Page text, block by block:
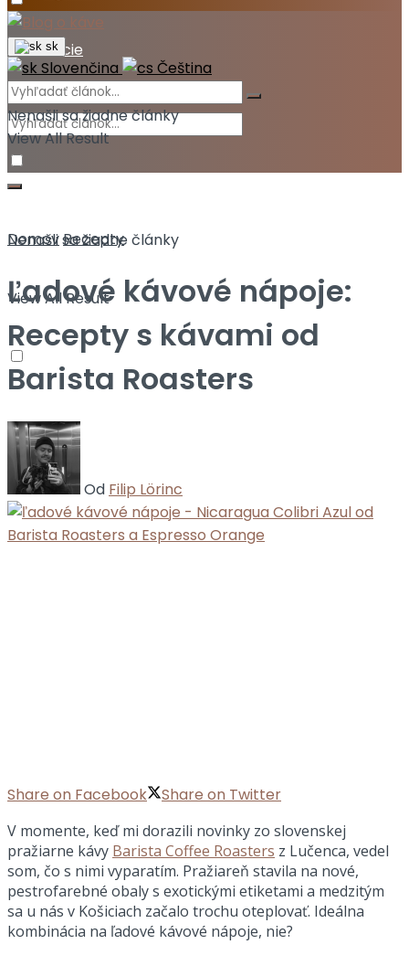
Akcie
Nenašli sa žiadne články
View All Result
sk
Slovenčina Čeština
Nenašli sa žiadne články
View All Result
DomovRecepty
Ľadové kávové nápoje:
Recepty s kávami od
Barista Roasters
Od Filip Lörinc
Share on Facebook Share on Twitter
V momente, keď mi dorazili novinky zo slovenskej
pražiarne kávy Barista Coffee Roasters z Lučenca, vedel
som, čo s nimi vyparatím. Pražiareň stavila na nové,
pestrofarebné obaly s exotickými etiketami a medzitým
sa u nás v Košiciach začalo trochu oteplovať. Ideálna
kombinácia na ľadové kávové nápoje, nie?